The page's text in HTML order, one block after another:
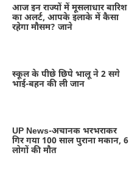
आज इन राज्यों में मूसलाधार बारिश
का अलर्ट, आपके इलाके में कैसा
रहेगा मौसम? जाने
स्कूल के पीछे छिपे भालू ने 2 सगे
भाई-बहन की ली जान
UP News-अचानक भरभराकर
गिर गया 100 साल पुराना मकान, 6
लोगों की मौत